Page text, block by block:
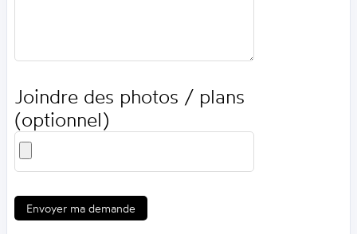
Joindre des photos / plans
(optionnel)
Envoyer ma demande